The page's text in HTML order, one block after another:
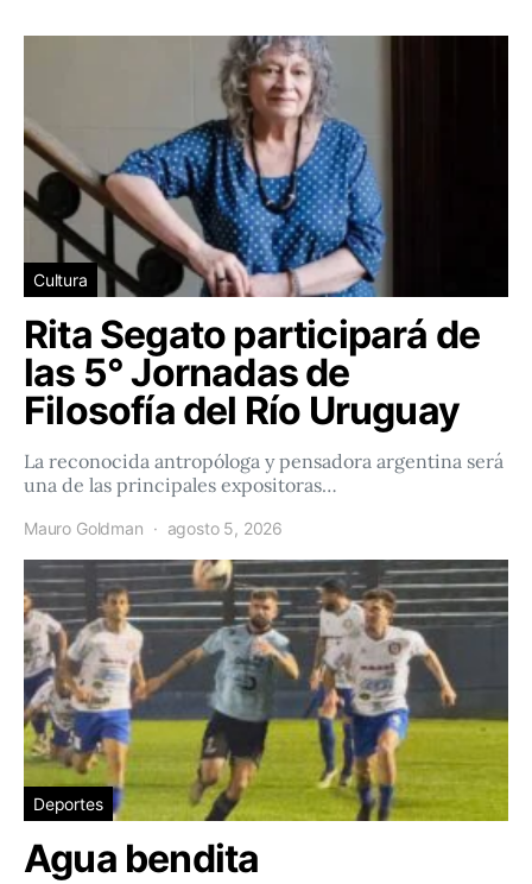
Cultura
Rita Segato participará de
las 5° Jornadas de
Filosofía del Río Uruguay
La reconocida antropóloga y pensadora argentina será
una de las principales expositoras…
Mauro Goldman agosto 5, 2026
Deportes
Agua bendita